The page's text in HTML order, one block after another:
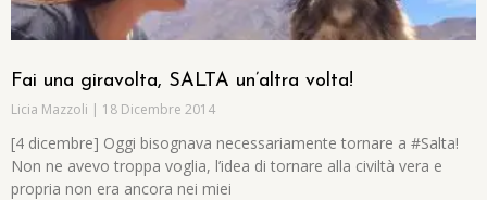
Fai una giravolta, SALTA un’altra volta!
Licia Mazzoli 18 Dicembre 2014
[4 dicembre] Oggi bisognava necessariamente tornare a #Salta!
Non ne avevo troppa voglia, l’idea di tornare alla civiltà vera e
propria non era ancora nei miei